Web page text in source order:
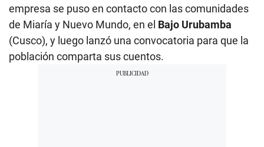
empresa se puso en contacto con las comunidades
de Miaría y Nuevo Mundo, en el Bajo Urubamba
(Cusco), y luego lanzó una convocatoria para que la
población comparta sus cuentos.